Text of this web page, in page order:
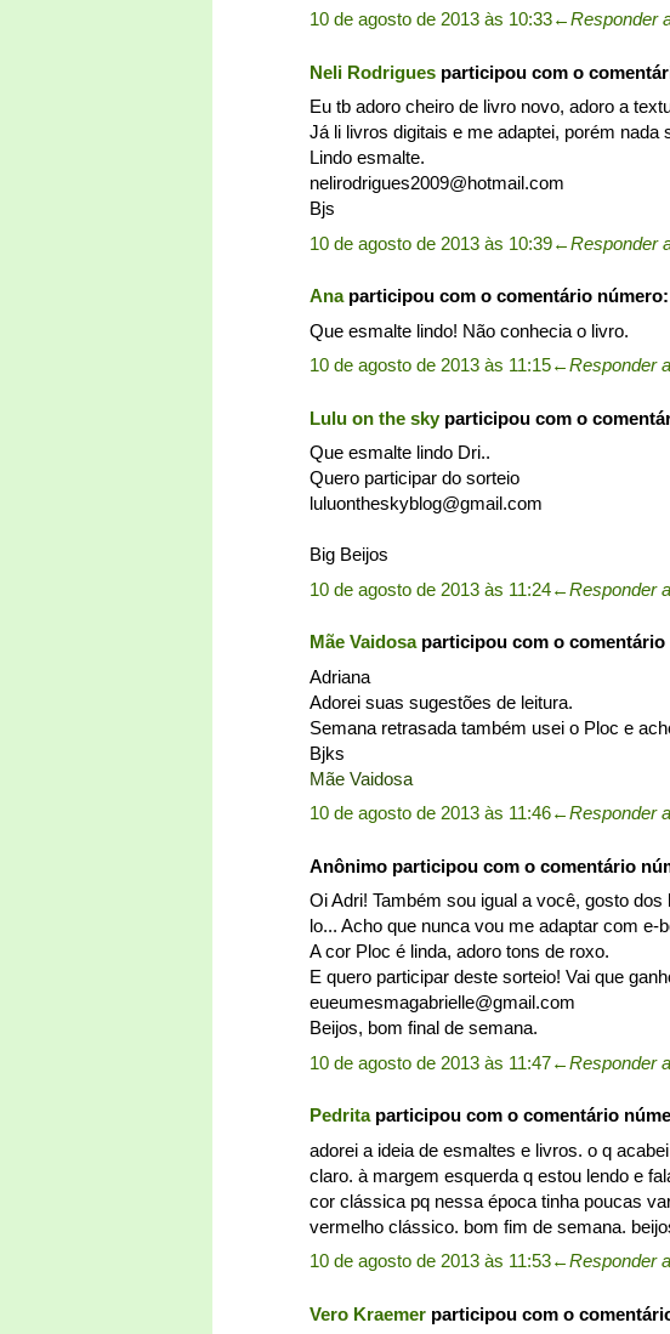
10 de agosto de 2013 às 10:33←Responder
Neli Rodrigues participou com o
Eu tb adoro cheiro de livro novo, adoro a
Já li livros digitais e me adaptei, porém nada
Lindo esmalte.
nelirodrigues2009@hotmail.com
Bjs
10 de agosto de 2013 às 10:39←Responder
Anaparticipou com o comentário número:
Que esmalte lindo! Não conhecia o livro.
10 de agosto de 2013 às 11:15←Responder
Lulu on the skyparticipou com o
Que esmalte lindo Dri..
Quero participar do sorteio
luluontheskyblog@gmail.com
Big Beijos
10 de agosto de 2013 às 11:24←Responder
Mãe Vaidosaparticipou com o comentário
Adriana
Adorei suas sugestões de leitura.
Semana retrasada também usei o Ploc e
Bjks
Mãe Vaidosa
10 de agosto de 2013 às 11:46←Responder
Anônimo participou com o comentário
Oi Adri! Também sou igual a você, gosto
lo... Acho que nunca vou me adaptar com e-
A cor Ploc é linda, adoro tons de roxo.
E quero participar deste sorteio! Vai que
eueumesmagabrielle@gmail.com
Beijos, bom final de semana.
10 de agosto de 2013 às 11:47←Responder
Pedritaparticipou com o comentário
adorei a ideia de esmaltes e livros. o q
claro. à margem esquerda q estou lendo e
cor clássica pq nessa época tinha poucas
vermelho clássico. bom fim de semana.
10 de agosto de 2013 às 11:53←Responder
Vero Kraemer participou com o